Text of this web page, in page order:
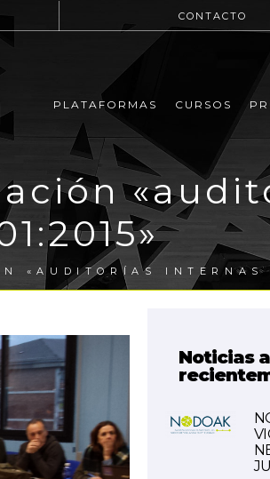
CONTACTO
PLATAFORMAS CURSOS
«AUDITORÍAS INTERNAS
Noticias